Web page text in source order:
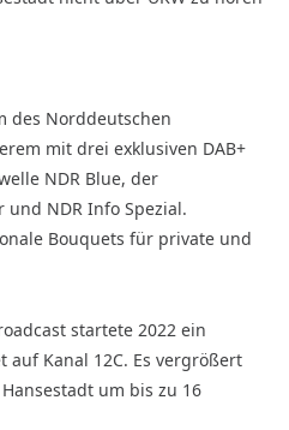
des Norddeutschen
mit drei exklusiven DAB+
NDR Blue, der
und NDR Info Spezial.
Bouquets für private und
startete 2022 ein
Kanal 12C. Es vergrößert
um bis zu 16